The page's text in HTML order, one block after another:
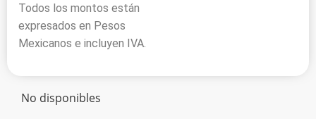
Todos los montos están
expresados en Pesos
Mexicanos e incluyen IVA.
No disponibles